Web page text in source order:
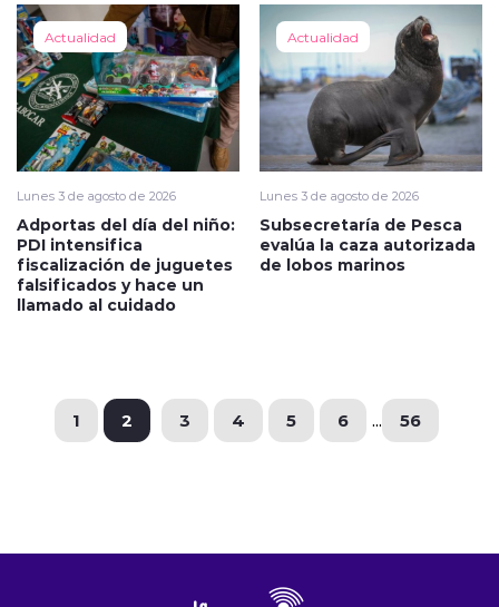
Actualidad
Lunes 3 de agosto de 2026
Adportas del día del niño:
PDI intensifica
fiscalización de juguetes
falsificados y hace un
llamado al cuidado
Actualidad
Lunes 3 de agosto de 2026
Subsecretaría de Pesca
evalúa la caza autorizada
de lobos marinos
1 2 3 4 5 6 ... 56